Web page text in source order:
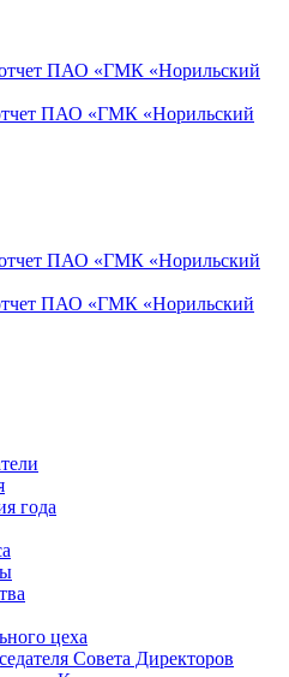
ПАО «ГМК «Норильский
ПАО «ГМК «Норильский
ПАО «ГМК «Норильский
ПАО «ГМК «Норильский
года
цеха
Совета Директоров